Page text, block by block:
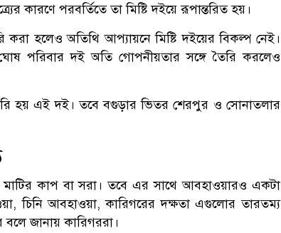
কারণে পরবর্তিতে তা মিষ্টি দইয়ে রূপান্তরিত হয়।
হলেও অতিথি আপ্যায়নে মিষ্টি দইয়ের বিকল্প নেই।
পরিবার দই অতি গোপনীয়তার সঙ্গে তৈরি করলেও
হয় এই দই। তবে বগুড়ার ভিতর শেরপুর ও সোনাতলার
কাপ বা সরা। তবে এর সাথে আবহাওয়ারও একটা
চিনি আবহাওয়া, কারিগরের দক্ষতা এগুলোর তারতম্য
জানায় কারিগররা।